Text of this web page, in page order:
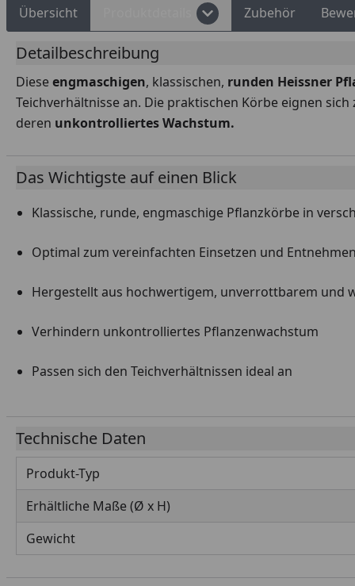
Übersicht Zubehör
Detailbeschreibung
Dieseengmaschigen, klassischen, runden Heissner
Teichverhältnisse an. Die praktischen Körbe eignen
deren unkontrolliertes Wachstum.
Das Wichtigste auf einen Blick
Klassische, runde, engmaschige Pflanzkörbe in
Optimal zum vereinfachten Einsetzen und
Hergestellt aus hochwertigem, unverrottbarem und
Verhindern unkontrolliertes Pflanzenwachstum
Passen sich den Teichverhältnissen ideal an
Technische Daten
Produkt-Typ
Erhältliche Maße (Ø x H)
Gewicht